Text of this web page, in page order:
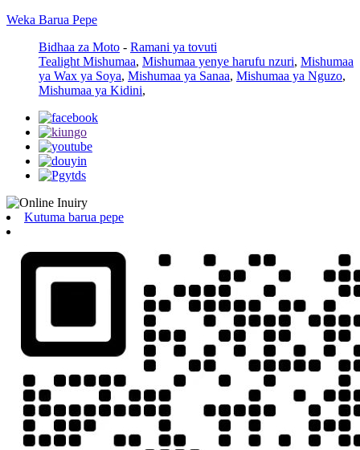
Weka Barua Pepe
Bidhaa za Moto - Ramani ya tovuti
Tealight Mishumaa, Mishumaa yenye harufu nzuri, Mishumaa
ya Wax ya Soya, Mishumaa ya Sanaa, Mishumaa ya Nguzo,
Mishumaa ya Kidini,
Kutuma barua pepe